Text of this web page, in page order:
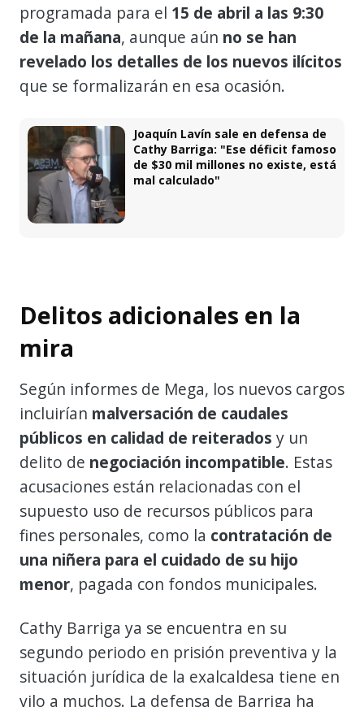
programada para el 15 de abril a las 9:30
de la mañana, aunque aún no se han
revelado los detalles de los nuevos ilícitos
que se formalizarán en esa ocasión.
Joaquín Lavín sale en defensa de
Cathy Barriga: "Ese déficit famoso
de $30 mil millones no existe, está
mal calculado"
Delitos adicionales en la
mira
Según informes de Mega, los nuevos cargos
incluirían malversación de caudales
públicos en calidad de reiterados y un
delito de negociación incompatible. Estas
acusaciones están relacionadas con el
supuesto uso de recursos públicos para
fines personales, como la contratación de
una niñera para el cuidado de su hijo
menor, pagada con fondos municipales.
Cathy Barriga ya se encuentra en su
segundo periodo en prisión preventiva y la
situación jurídica de la exalcaldesa tiene en
vilo a muchos. La defensa de Barriga ha